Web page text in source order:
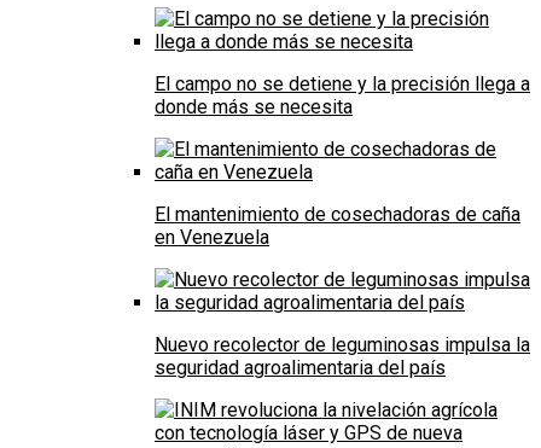
El campo no se detiene y la precisión llega a
donde más se necesita
El mantenimiento de cosechadoras de caña
en Venezuela
Nuevo recolector de leguminosas impulsa la
seguridad agroalimentaria del país